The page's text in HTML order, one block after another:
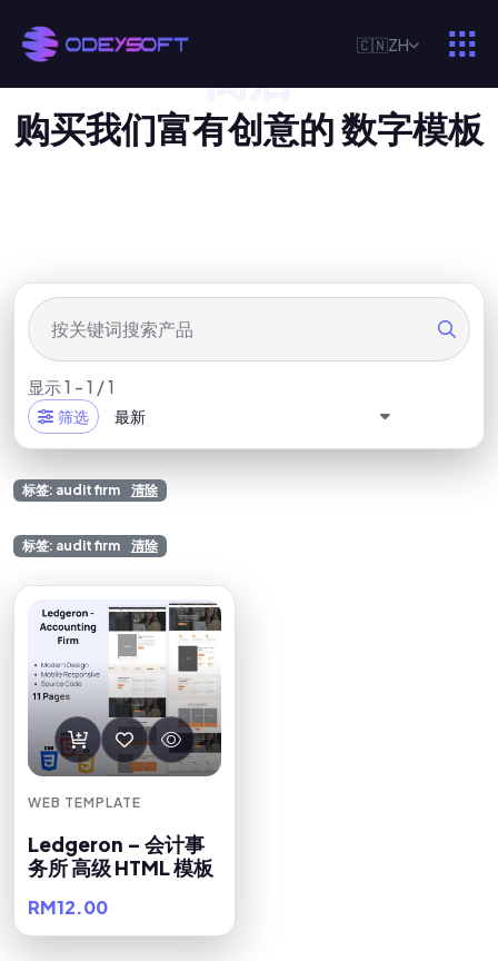
🇨🇳ZH
商店
购买我们富有创意的数字模板
显示 1 - 1 / 1
筛选 最新
标签: audit firm 清除
标签: audit firm 清除
WEB TEMPLATE
Ledgeron – 会计事
务所 高级 HTML 模板
RM12.00